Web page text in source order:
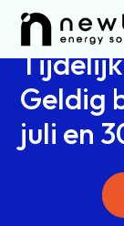
jaar
Geldig
juli en